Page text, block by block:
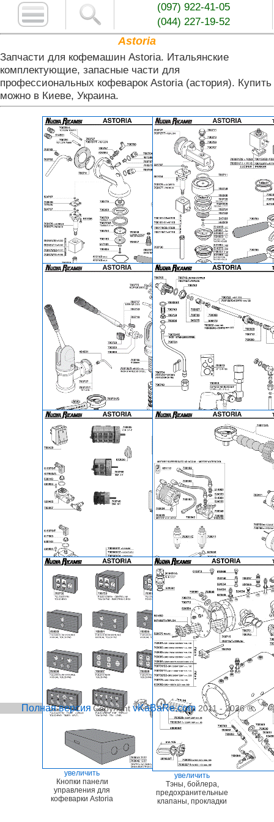
(097) 922-41-05
(044) 227-19-52
Astoria
Запчасти для кофемашин Astoria. Итальянские
комплектующие, запасные части для
профессиональных кофеварок Astoria (астория). Купить
можно в Киеве, Украина.
Группы, холдеры,
прокладки, клапаны -
Astoria
увеличить
Краники, холдеры,
группы, прокладки,
клапаны, сита - Astoria
увеличить
Запчасти для ручной
группы кофемашины
Astoria
увеличить
Запчасти для
панареллы,
капучинатор на
Astoria, кран пара,
стекло уровня воды
увеличить
Пресостат, пакетный
кнопки, счетчики воды
увеличить
Манометр, помпа,
мотор помпы,
обратный клапан
увеличить
Кнопки панели
управления для
кофеварки Astoria
увеличить
Тэны, бойлера,
предохранительные
клапаны, прокладки
Полная версия Copyright vKaBaRe.com2011 - 2026 ®